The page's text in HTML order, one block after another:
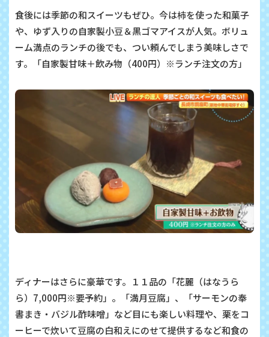
食後には季節の和スイーツもぜひ。今は柿を使った和菓子
や、ゆず入りの自家製小豆＆黒ゴマアイスが人気。ボリュ
ーム満点のランチの後でも、つい頼んでしまう美味しさで
す。「自家製甘味＋飲み物（400円）※ランチ注文の方」
ディナーはさらに豪華です。１１品の「花麗（はなうら
ら）7,000円※要予約」。「満月豆腐」、「サーモンの奉
書まき・バジル酢味噌」など目にも楽しい料理や、栗をコ
ーヒーで炊いて豆腐の白和えにのせて提供するなど和食の